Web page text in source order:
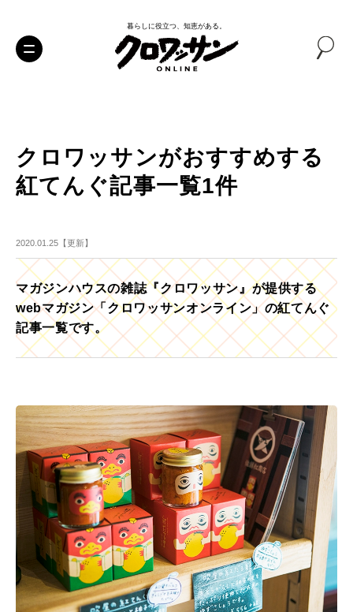
暮らしに役立つ、知恵がある。
クロワッサンがおすすめする
紅てんぐ記事一覧1件
2020.01.25【更新】
マガジンハウスの雑誌『クロワッサン』が提供する
webマガジン「クロワッサンオンライン」の紅てんぐ
記事一覧です。